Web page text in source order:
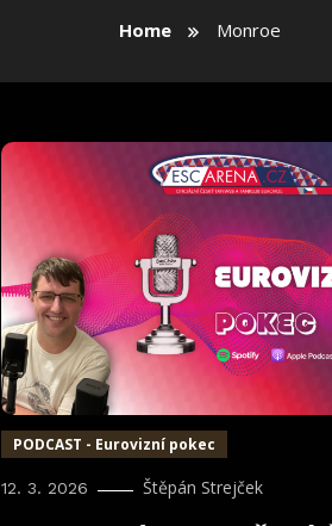
Home Monroe
PODCAST - Eurovizní pokec
12. 3. 2026 Štěpán Strejček